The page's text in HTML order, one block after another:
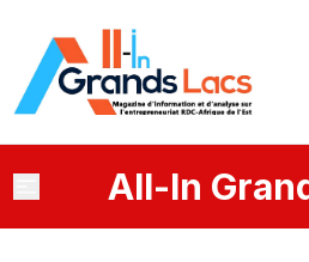
All-In